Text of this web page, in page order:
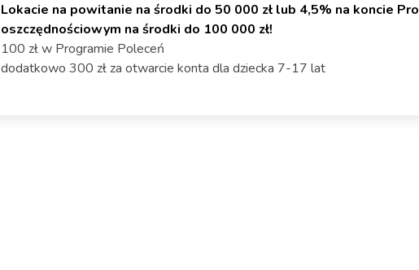
Lokacie na powitanie na środki do 50 000 zł lub 4,5% na koncie Pro
oszczędnościowym na środki do 100 000 zł!
100 zł w Programie Poleceń
dodatkowo 300 zł za otwarcie konta dla dziecka 7-17 lat